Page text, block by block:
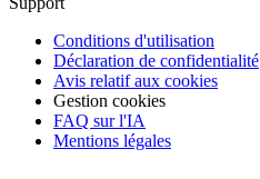
Conditions d'utilisation
Déclaration de confidentialité
Avis relatif aux cookies
Gestion cookies
FAQ sur l'IA
Mentions légales